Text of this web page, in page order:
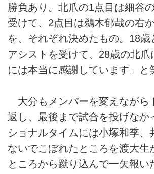
勝負あり。北爪の1点目は細谷
受けて、2点目は鵜木郁哉の右
を、それぞれ決めたもの。18歳
アシストを受けて、28歳の北
には本当に感謝しています」と
大分もメンバーを変えながら
返し、最後まで試合を投げなか
ショナルタイムには小塚和季、
ないでこぼれたところを渡大生
ところから蹴り込んで一矢報い